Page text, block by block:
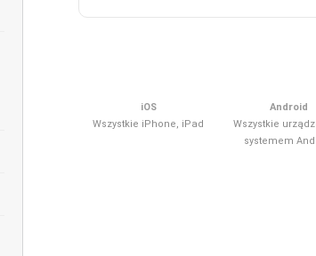
iOS
Wszystkie iPhone, iPad
Android
Wszystkie
systemem